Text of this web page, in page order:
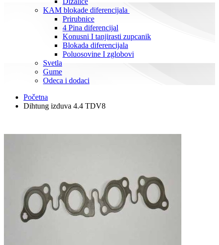
KAM blokade diferencijala
Prirubnice
4 Pina diferencijal
Konusni I tanjirasti zupcanik
Blokada diferencijala
Poluosovine I zglobovi
Svetla
Gume
Odeca i dodaci
Početna
Dihtung izduva 4.4 TDV8